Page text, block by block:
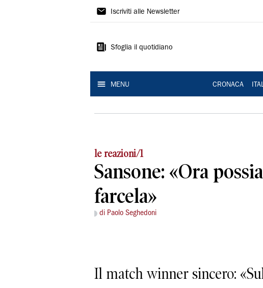
Gazzetta
Modena
Iscriviti alle Newsletter
Sfoglia il quotidiano
MENU CRONACA
le reazioni/1
Sansone: «Ora
farcela»
di Paolo Seghedoni
Il match winner sincero: